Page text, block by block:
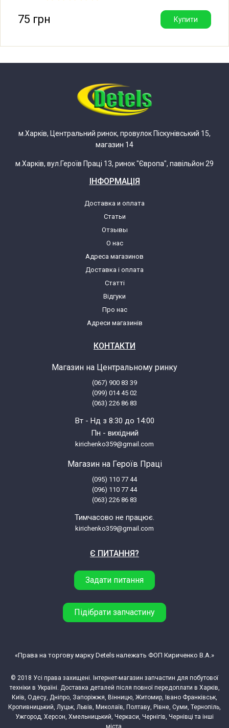
75 грн Купити
м.Харків, Центральний ринок, провулок Піскунівський 15,
магазин 14
м.Харків, вул.Героїв Праці 13, ринок "Європа", павільйон 29
ІНФОРМАЦІЯ
Доставка и оплата
Статьи
Отзывы
О нас
Адреса магазинов
Доставка і оплата
Статті
Відгуки
Про нас
Адреси магазинів
КОНТАКТИ
Магазин на Центральному ринку
(067) 900 83 39
(099) 014 45 02
(063) 226 86 83
Вт - Нд з 8:30 до 14:00
Пн - вихідний
kirichenko359@gmail.com
Магазин на Героїв Праці
(095) 110 77 44
(096) 110 77 44
(063) 226 86 83
Тимчасово не працює.
kirichenko359@gmail.com
Є ПИТАННЯ?
Задати питання
Підібрати запчастину
© 2018 Усі права захищені. Інтернет-магазин запчастин для побутової
техніки в Україні. Доставка деталей після повної передоплати в Харків,
Київ, Одесу, Дніпро, Запоріжжя, Вінницю, Житомир, Івано Франківськ,
Кропивницький, Луцьк, Львів, Миколаїв, Полтаву, Рівне, Суми, Тернопіль,
Ужгород, Херсон, Хмельницький, Черкаси, Чернігів, Чернівці та інші
«Права на торгову марку Detels належать ФОП Кириченко В.А.»